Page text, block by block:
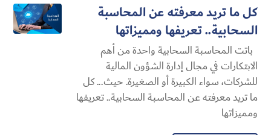
كل ما تريد معرفته عن المحاسبة
السحابية​.. تعريفها ومميزاتها
باتت المحاسبة السحابية​ واحدة من أهم
الابتكارات في مجال إدارة الشؤون المالية
للشركات، سواء الكبيرة أو الصغيرة. حيث... كل
ما تريد معرفته عن المحاسبة السحابية​.. تعريفها
ومميزاتها